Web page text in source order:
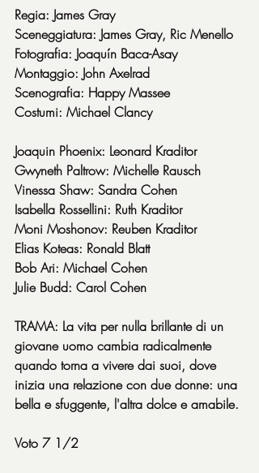
Regia: James Gray
Sceneggiatura: James Gray, Ric Menello
Fotografia: Joaquín Baca-Asay
Montaggio: John Axelrad
Scenografia: Happy Massee
Costumi: Michael Clancy
Joaquin Phoenix: Leonard Kraditor
Gwyneth Paltrow: Michelle Rausch
Vinessa Shaw: Sandra Cohen
Isabella Rossellini: Ruth Kraditor
Moni Moshonov: Reuben Kraditor
Elias Koteas: Ronald Blatt
Bob Ari: Michael Cohen
Julie Budd: Carol Cohen
TRAMA: La vita per nulla brillante di un
giovane uomo cambia radicalmente
quando torna a vivere dai suoi, dove
inizia una relazione con due donne: una
bella e sfuggente, l'altra dolce e amabile.
Voto 7 1/2